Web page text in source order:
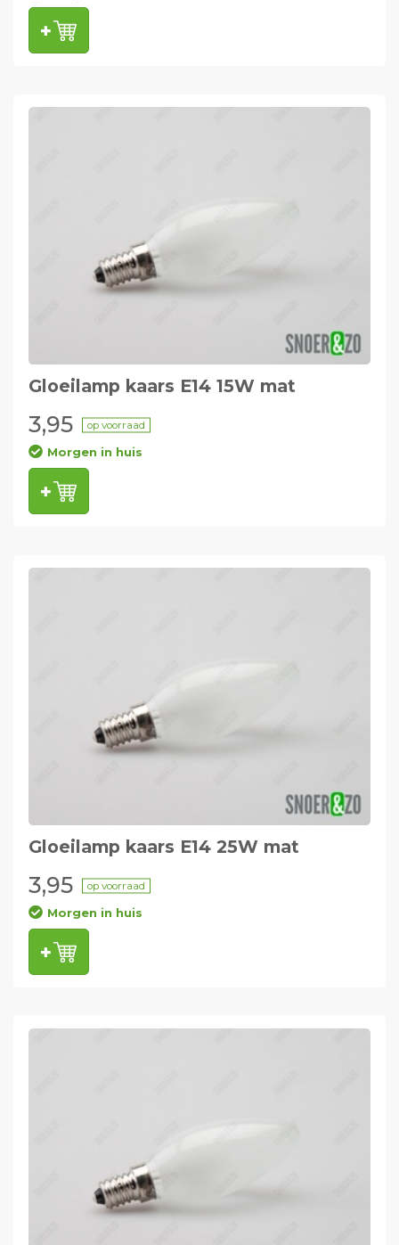
Gloeilamp kaars E14 15W mat
3,95 op voorraad
Morgen in huis
Gloeilamp kaars E14 25W mat
3,95 op voorraad
Morgen in huis